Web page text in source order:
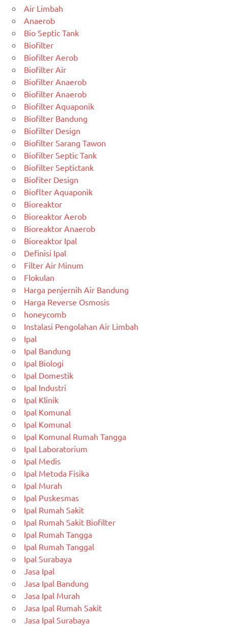
Air Limbah
Anaerob
Bio Septic Tank
Biofilter
Biofilter Aerob
Biofilter Air
Biofilter Anaerob
Biofilter Anaerob
Biofilter Aquaponik
Biofilter Bandung
Biofilter Design
Biofilter Sarang Tawon
Biofilter Septic Tank
Biofilter Septictank
Biofiter Design
Bioflter Aquaponik
Bioreaktor
Bioreaktor Aerob
Bioreaktor Anaerob
Bioreaktor Ipal
Definisi Ipal
Filter Air Minum
Flokulan
Harga penjernih Air Bandung
Harga Reverse Osmosis
honeycomb
Instalasi Pengolahan Air Limbah
Ipal
Ipal Bandung
Ipal Biologi
Ipal Domestik
Ipal Industri
Ipal Klinik
Ipal Komunal
Ipal Komunal
Ipal Komunal Rumah Tangga
Ipal Laboratorium
Ipal Medis
Ipal Metoda Fisika
Ipal Murah
Ipal Puskesmas
Ipal Rumah Sakit
Ipal Rumah Sakit Biofilter
Ipal Rumah Tangga
Ipal Rumah Tanggal
Ipal Surabaya
Jasa Ipal
Jasa Ipal Bandung
Jasa Ipal Murah
Jasa Ipal Rumah Sakit
Jasa Ipal Surabaya